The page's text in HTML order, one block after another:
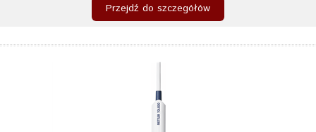
Przejdź do szczegółów